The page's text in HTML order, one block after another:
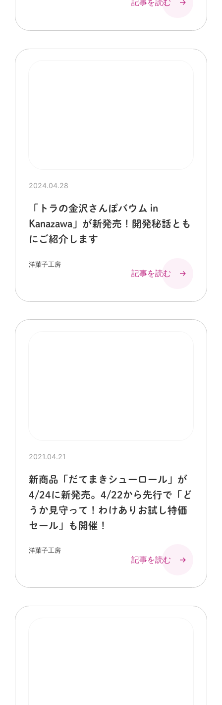
2024.04.28
「トラの金沢さんぽバウム in
Kanazawa」が新発売！開発秘話とも
にご紹介します
洋菓子工房
記事を読む →
2021.04.21
新商品「だてまきシューロール」が
4/24に新発売。4/22から先行で「ど
うか見守って！わけありお試し特価
セール」も開催！
洋菓子工房
記事を読む →